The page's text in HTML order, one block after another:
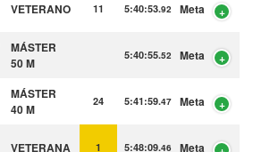
VETERANO 11 5:40:53.92 Meta
MÁSTER
50 M
5:40:55.52 Meta
MÁSTER
40 M
24 5:41:59.47 Meta
VETERANA 1 5:48:09.46 Meta